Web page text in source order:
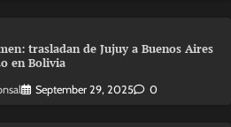
trasladan de Jujuy a Buenos Aires
en Bolivia
September 29, 2025 0